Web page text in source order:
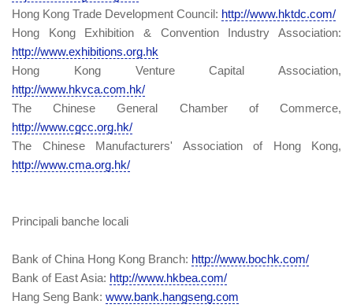
Hong Kong Trade Development Council: http://www.hktdc.com/
Hong Kong Exhibition & Convention Industry Association:
http://www.exhibitions.org.hk
Hong Kong Venture Capital Association,
http://www.hkvca.com.hk/
The Chinese General Chamber of Commerce,
http://www.cgcc.org.hk/
The Chinese Manufacturers' Association of Hong Kong,
http://www.cma.org.hk/
Principali banche locali
Bank of China Hong Kong Branch: http://www.bochk.com/
Bank of East Asia: http://www.hkbea.com/
Hang Seng Bank: www.bank.hangseng.com